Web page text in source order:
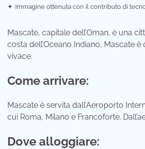
✦ Immagine ottenuta con il contributo di
Mascate, capitale dell’Oman, è una
costa dell’Oceano Indiano, Mascate
vivace.
Come arrivare:
Mascate è servita dall’Aeroporto
cui Roma, Milano e Francoforte.
Dove alloggiare: